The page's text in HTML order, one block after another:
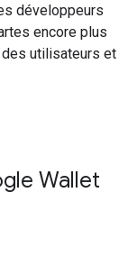
développeurs
encore plus
utilisateurs et
Wallet